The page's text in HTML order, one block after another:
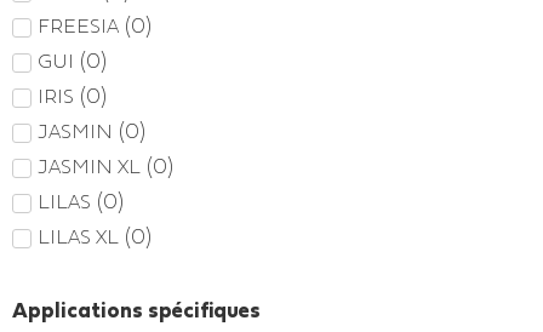
FREESIA (0)
GUI (0)
IRIS (0)
JASMIN (0)
JASMIN XL (0)
LILAS (0)
LILAS XL (0)
Applications spécifiques